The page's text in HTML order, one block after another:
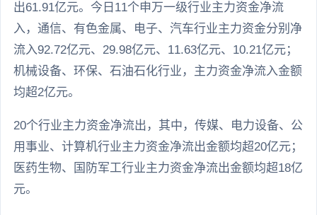
出61.91亿元。今日11个申万一级行业主力资金净流
入，通信、有色金属、电子、汽车行业主力资金分别净
流入92.72亿元、29.98亿元、11.63亿元、10.21亿元；
机械设备、环保、石油石化行业，主力资金净流入金额
均超2亿元。
20个行业主力资金净流出，其中，传媒、电力设备、公
用事业、计算机行业主力资金净流出金额均超20亿元；
医药生物、国防军工行业主力资金净流出金额均超18亿
元。